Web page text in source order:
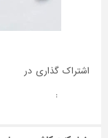
اشتراک گذاری در
: